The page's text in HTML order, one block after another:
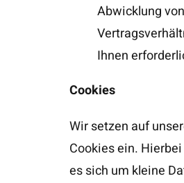
Abwicklung von
Ihnen
Cookies
Wir setzen auf
Cookies ein.
es sich um kleine